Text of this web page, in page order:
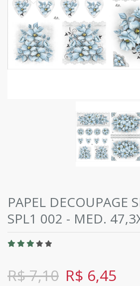
PAPEL DECOUPAGE
SPL1 002 - MED.
R$ 7,10 R$ 6,45